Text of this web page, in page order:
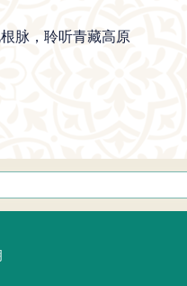
脉，聆听青藏高原